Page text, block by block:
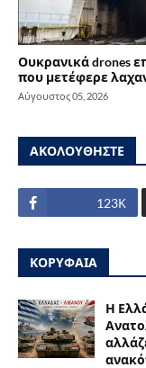
Ουκρανικά drones
που μετέφερε
Αύγουστος 05, 2026
ΑΚΟΛΟΥΘΗΣΤΕ
123Κ
ΚΟΡΥΦΑΙΑ
Η